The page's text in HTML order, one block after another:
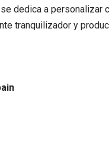
dedica a
tranquilizador y